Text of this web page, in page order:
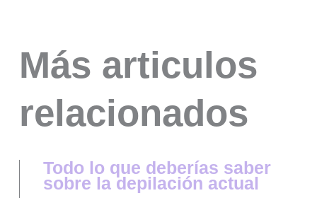
Más articulos
relacionados
Todo lo que deberías saber
sobre la depilación actual